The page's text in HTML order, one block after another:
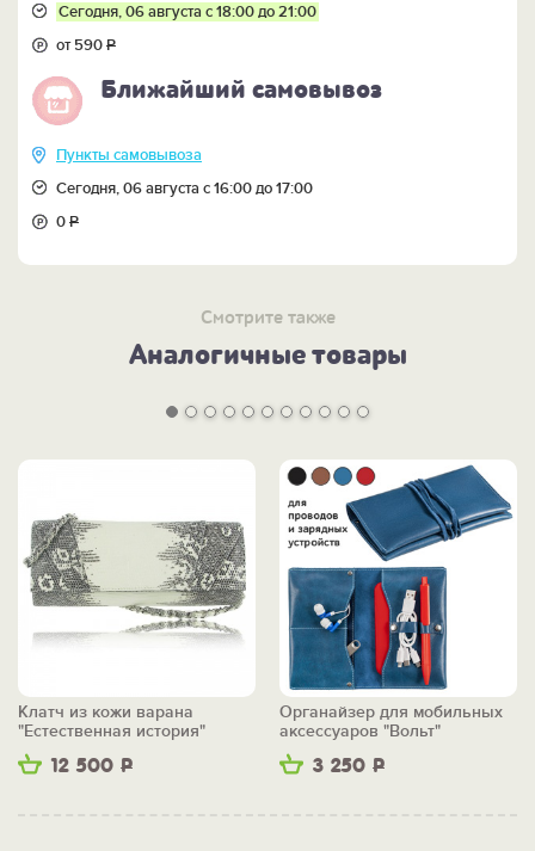
Сегодня, 06 августа с 18:00 до 21:00
от 590Р
Ближайший самовывоз
Пункты самовывоза
Сегодня, 06 августа с 16:00 до 17:00
0Р
Смотрите также
Аналогичные товары
12 500 Р
Клатч из кожи варана
"Естественная история"
3 250 Р
Органайзер для мобильных
аксессуаров "Вольт"